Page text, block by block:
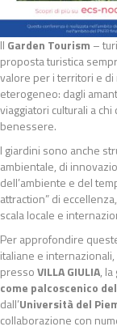
Il Garden Tourism –
proposta turistica
valore per i territori e
eterogeneo: dagli
viaggiatori culturali a
benessere.
I giardini sono anche
ambientale, di
dell’ambiente e del
attraction” di
scala locale e
Per approfondire
italiane e internazionali,
pressoVILLA GIULIA, la
come palcoscenico
dall’Università del
collaborazione con